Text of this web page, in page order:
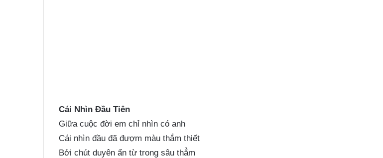
Cái Nhìn Đầu Tiên
Giữa cuộc đời em chỉ nhìn có anh
Cái nhìn đầu đã đượm màu thắm thiết
Bởi chút duyên ẩn từ trong sâu thẳm